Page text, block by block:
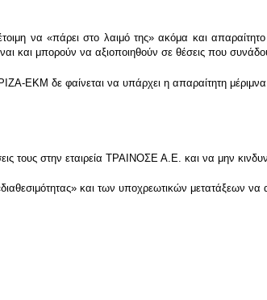
έτοιμη να «πάρει στο λαιμό της» ακόμα και
και μπορούν να αξιοποιηθούν σε θέσεις που
ΕΚΜ δε φαίνεται να υπάρχει η απαραίτητη
τους στην εταιρεία ΤΡΑΙΝΟΣΕ Α.Ε. και να μην
και των υποχρεωτικών μετατάξεων